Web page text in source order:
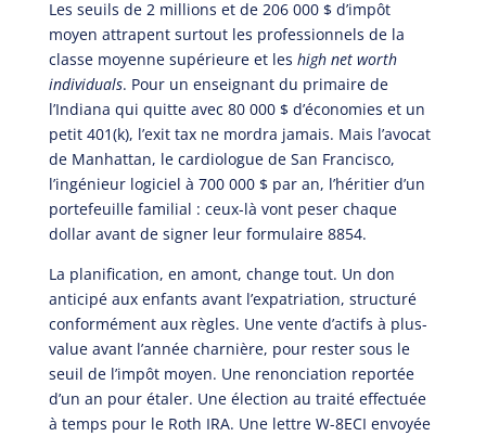
Les seuils de 2 millions et de 206 000 $ d’impôt
moyen attrapent surtout les professionnels de la
classe moyenne supérieure et les high net worth
individuals. Pour un enseignant du primaire de
l’Indiana qui quitte avec 80 000 $ d’économies et un
petit 401(k), l’exit tax ne mordra jamais. Mais l’avocat
de Manhattan, le cardiologue de San Francisco,
l’ingénieur logiciel à 700 000 $ par an, l’héritier d’un
portefeuille familial : ceux-là vont peser chaque
dollar avant de signer leur formulaire 8854.
La planification, en amont, change tout. Un don
anticipé aux enfants avant l’expatriation, structuré
conformément aux règles. Une vente d’actifs à plus-
value avant l’année charnière, pour rester sous le
seuil de l’impôt moyen. Une renonciation reportée
d’un an pour étaler. Une élection au traité effectuée
à temps pour le Roth IRA. Une lettre W-8ECI envoyée